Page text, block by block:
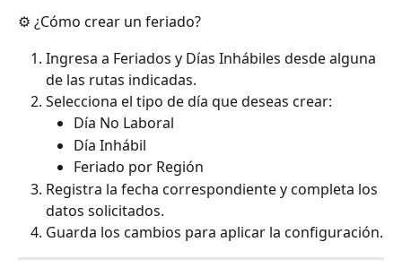
⚙️ ¿Cómo crear un feriado?
Ingresa a Feriados y Días Inhábiles desde alguna
de las rutas indicadas.
Selecciona el tipo de día que deseas crear:
Día No Laboral
Día Inhábil
Feriado por Región
Registra la fecha correspondiente y completa los
datos solicitados.
Guarda los cambios para aplicar la configuración.